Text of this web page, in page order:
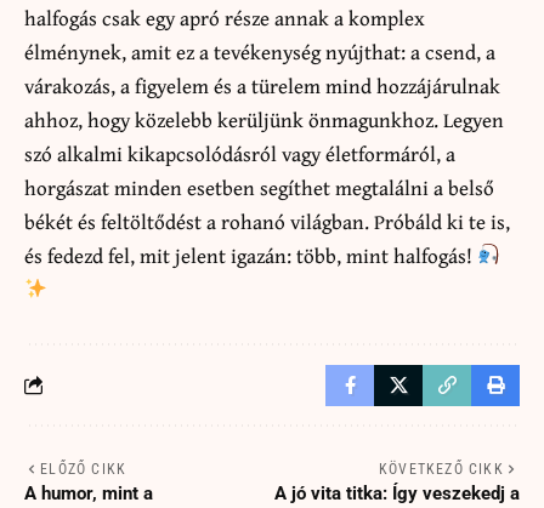
halfogás csak egy apró része annak a komplex
élménynek, amit ez a tevékenység nyújthat: a csend, a
várakozás, a figyelem és a türelem mind hozzájárulnak
ahhoz, hogy közelebb kerüljünk önmagunkhoz. Legyen
szó alkalmi kikapcsolódásról vagy életformáról, a
horgászat minden esetben segíthet megtalálni a belső
békét és feltöltődést a rohanó világban. Próbáld ki te is,
és fedezd fel, mit jelent igazán: több, mint halfogás!
ELŐZŐ CIKK
A humor, mint a
KÖVETKEZŐ CIKK
A jó vita titka: Így veszekedj a